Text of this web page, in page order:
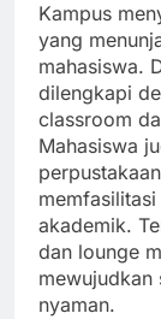
Kampus
yang
mahasiswa.
dilengkapi
classroom
Mahasiswa
akademik.
dan lounge
mewujudkan
nyaman.